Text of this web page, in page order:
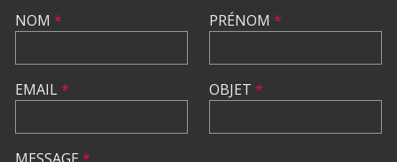
NOM *
EMAIL*
PRÉNOM *
OBJET *
MESSAGE *